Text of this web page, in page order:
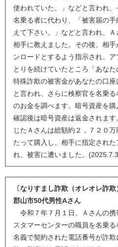
使われていた。」などと言われ
名乗る者に代わり、「被害届の
えて下さい。」などと言われ、
相手に教えました。その後、相
ンロードとするよう指示され、
とりを続けていたところ「あなた
特殊詐欺の被害金があなたの口
と言われ、さらに検察官を名乗
のお金を調べます。暗号資産を購
確認後は暗号資産は返金されま
じたＡさんは総額約２，７２０
たって購入し、相手に指定され
れ、被害に遭いました。
〔なりすまし詐欺（オレオレ詐
郡山市50代男性Aさん
令和７年７月１日、Ａさんの携
スタマーセンターの職員を名乗
名義で契約された電話番号が詐